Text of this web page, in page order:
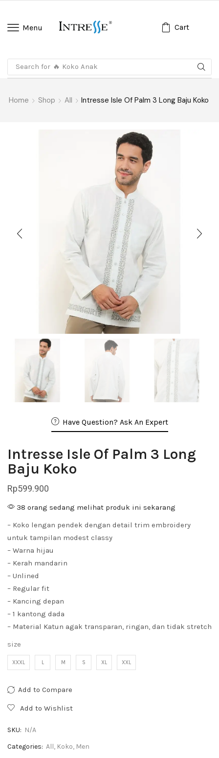
Menu Cart
Search for 🔥 Koko Anak
Home Shop All Intresse Isle Of Palm 3 Long Baju Koko
Have Question? Ask An Expert
Intresse Isle Of Palm 3 Long
Baju Koko
Rp599.900
38 orang sedang melihat produk ini sekarang
– Koko lengan pendek dengan detail trim embroidery
untuk tampilan modest classy
– Warna hijau
– Kerah mandarin
– Unlined
– Regular fit
– Kancing depan
– 1 kantong dada
– Material Katun agak transparan, ringan, dan tidak stretch
size
XXXL L M S XL XXL
Add to Compare
Add to Wishlist
SKU: N/A
Categories: All, Koko, Men